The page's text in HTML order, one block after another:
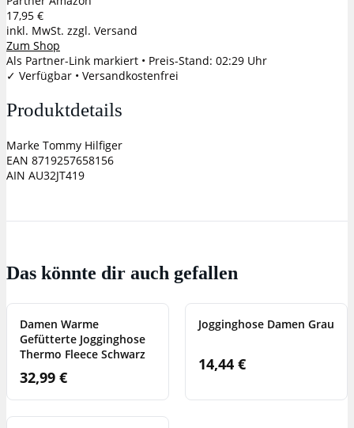
17,95 €
inkl. MwSt. zzgl. Versand
Zum Shop
Als Partner-Link markiert • Preis-Stand: 02:29 Uhr
✓ Verfügbar • Versandkostenfrei
Produktdetails
Marke Tommy Hilfiger
EAN 8719257658156
AIN AU32JT419
Das könnte dir auch gefallen
Damen Warme
Gefütterte Jogginghose
Thermo Fleece Schwarz
32,99 €
Jogginghose Damen Grau
14,44 €